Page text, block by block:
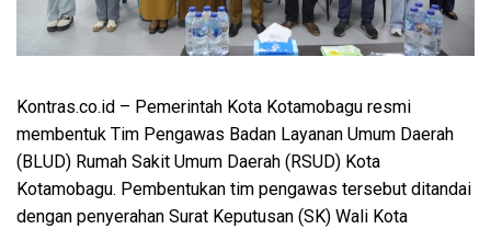
Kontras.co.id – Pemerintah Kota Kotamobagu resmi
membentuk Tim Pengawas Badan Layanan Umum Daerah
(BLUD) Rumah Sakit Umum Daerah (RSUD) Kota
Kotamobagu. Pembentukan tim pengawas tersebut ditandai
dengan penyerahan Surat Keputusan (SK) Wali Kota